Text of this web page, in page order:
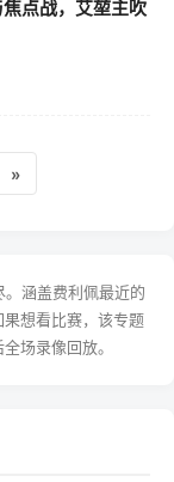
点战，艾堃主吹
»
。涵盖费利佩最近的
想看比赛，该专题
场录像回放。